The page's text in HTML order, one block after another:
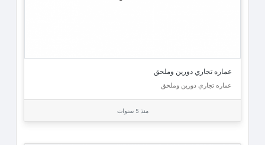
عماره تجاري دورين وملحق
عماره تجاري دورين وملحق
منذ 5 سنوات